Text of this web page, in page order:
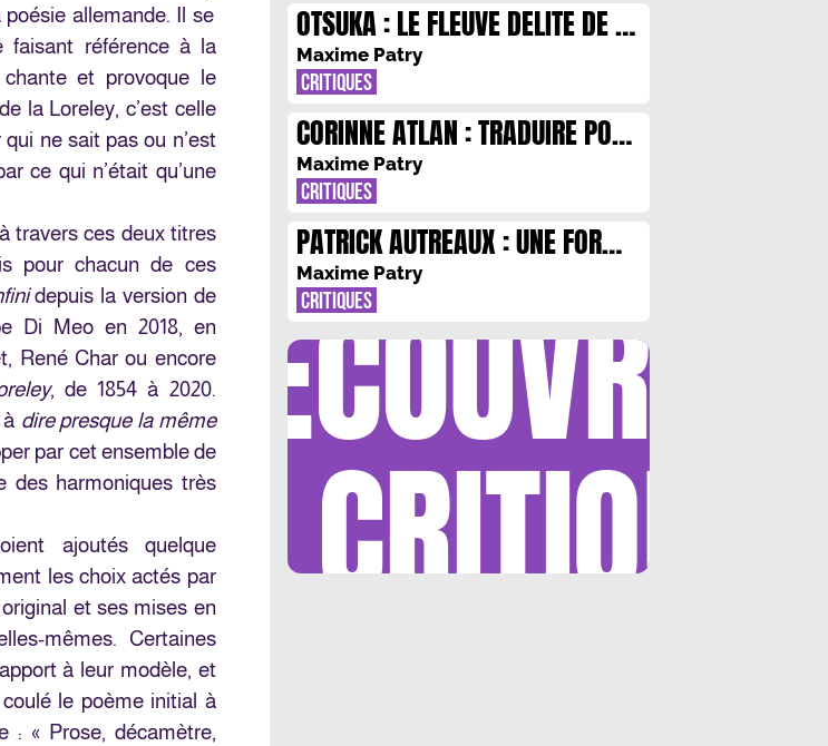
allemande. Il se
faisant référence à la
et provoque le
la Loreley, c’est celle
ne sait pas ou n’est
ce qui n’était qu’une
travers ces deux titres
pour chacun de ces
depuis la version de
Di Meo en 2018, en
René Char ou encore
, de 1854 à 2020.
dire presque la même
par cet ensemble de
des harmoniques très
ajoutés quelque
les choix actés par
et ses mises en
mêmes. Certaines
à leur modèle, et
coulé le poème initial à
: « Prose, décamètre,
personnelle du rôle que peut entretenir la
littérature avec l’Histoire, et de son engagement.
Un certain rapport […]
OTSUKA : LE FLEUVE DELITE DE LA
MEMOIRE
Maxime Patry
CRITIQUES
CORINNE ATLAN : TRADUIRE POUR
RELIER LES MONDES
Maxime Patry
CRITIQUES
PATRICK AUTREAUX : UNE FORME
DE VIE
Maxime Patry
CRITIQUES
DÉCOUVRIR
LES